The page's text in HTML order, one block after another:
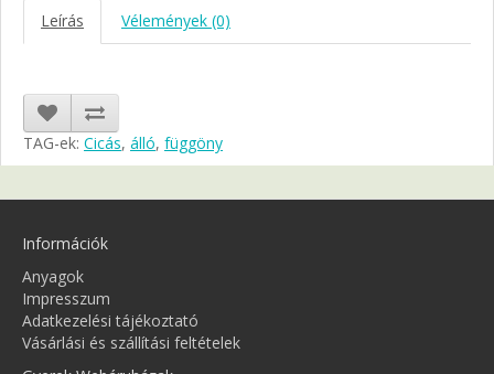
Leírás Vélemények (0)
TAG-ek: Cicás, álló, függöny
Információk
Anyagok
Impresszum
Adatkezelési tájékoztató
Vásárlási és szállítási feltételek